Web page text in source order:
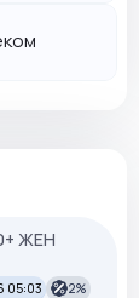
ЖЕН
05:03 2%